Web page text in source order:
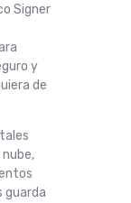
Signer
y
de
guarda